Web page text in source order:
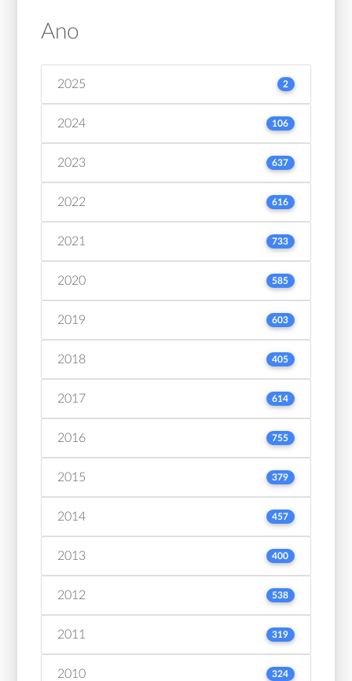
Ano
2025 2
2024 106
2023 637
2022 616
2021 733
2020 585
2019 603
2018 405
2017 614
2016 755
2015 379
2014 457
2013 400
2012 538
2011 319
2010 324